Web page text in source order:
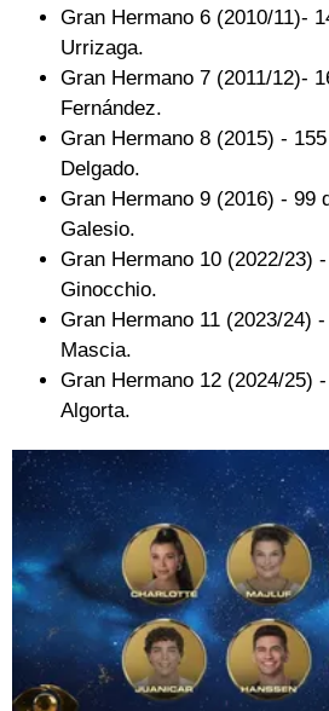
Gran Hermano 6 (2010/11)-
Urrizaga.
Gran Hermano 7 (2011/12)-
Fernández.
Gran Hermano 8 (2015) -
Delgado.
Gran Hermano 9 (2016) - 99
Galesio.
Gran Hermano 10 (2022/23)
Ginocchio.
Gran Hermano 11 (2023/24)
Mascia.
Gran Hermano 12 (2024/25)
Algorta.